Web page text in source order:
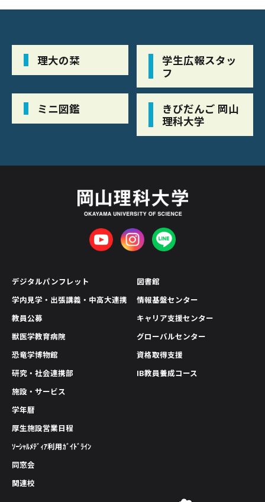
理大の栞
学生広報スタッ
フ
ミニ図鑑
きびだんご 岡山
理科大学
デジタルパンフレット
学内見学・出張講義・中高大連携
教員公募
獣医学教育病院
恐竜学博物館
研究・社会連携部
図書館
情報基盤センター
キャリア支援センター
グローバルセンター
資格取得支援
IB教員養成コース
施設・サービス
学年暦
厚生施設営業日程
ｿｰｼｬﾙﾒﾃﾞｨｱ利用ｶﾞｲﾄﾞﾗｲﾝ
同窓会
関連校